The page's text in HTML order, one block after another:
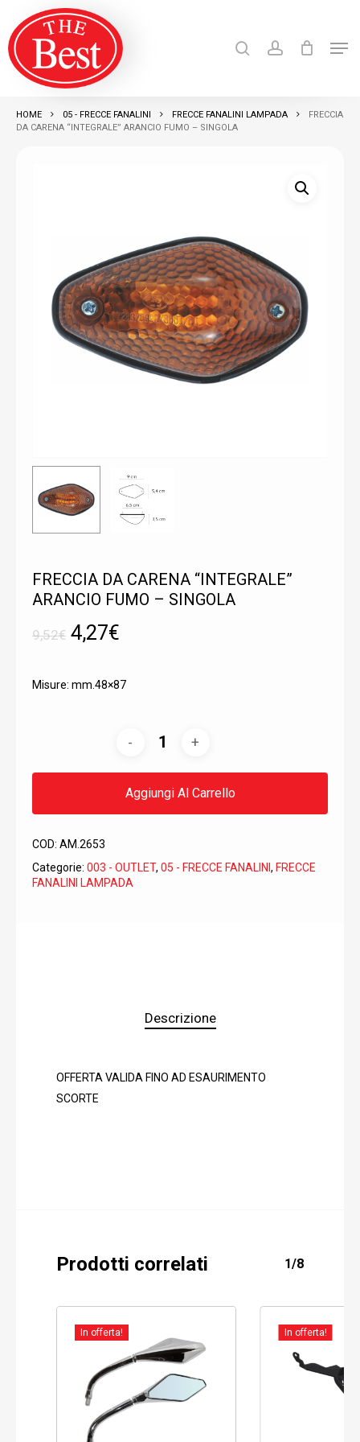
main
content
Products
search
HOME 05 - FRECCE FANALINI FRECCE FANALINI LAMPADA
FRECCIA
DA CARENA “INTEGRALE” ARANCIO FUMO – SINGOLA
FRECCIA DA CARENA “INTEGRALE”
ARANCIO FUMO – SINGOLA
9,52€ Il
originale
4,27€
attuale
4,27€.
Misure: mm.48×87
Aggiungi Al Carrello
COD: AM.2653
Categorie: 003 - OUTLET, 05 - FRECCE FANALINI , FRECCE
FANALINI LAMPADA
Descrizione
OFFERTA VALIDA FINO AD ESAURIMENTO
SCORTE
Prodotti correlati 1/8
In offerta! In offerta!
Close